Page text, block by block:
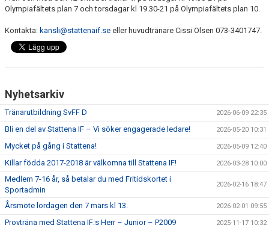
STATTENA CUP
INTRESSEANMÄLAN SOM TRÄNARE/LEDARE
Olympiafältets plan 7 och torsdagar kl 19.30-21 på Olympiafältets plan 10.
Kontakta: kansli@stattenaif.se eller huvudtränare Cissi Olsen 073-3401747.
Nyhetsarkiv
Tränarutbildning SvFF D 2026-06-09 22:35
Bli en del av Stattena IF – Vi söker engagerade ledare! 2026-05-20 10:31
Mycket på gång i Stattena! 2026-05-09 12:40
Killar födda 2017-2018 är välkomna till Stattena IF! 2026-03-28 10:00
Medlem 7-16 år, så betalar du med Fritidskortet i
Sportadmin
2026-02-16 18:47
Årsmöte lördagen den 7 mars kl 13. 2026-02-01 09:55
Provträna med Stattena IF:s Herr – Junior – P2009 2025-11-17 10:32